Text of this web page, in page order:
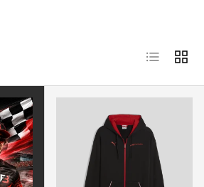
Lista Rács